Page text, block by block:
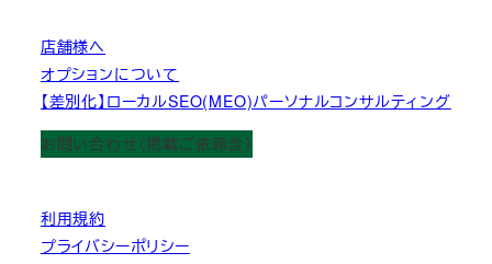
店舗様へ
オプションについて
【差別化】ローカルSEO(MEO)パーソナルコンサルティング
お問い合わせ（掲載ご依頼含）
利用規約
プライバシーポリシー